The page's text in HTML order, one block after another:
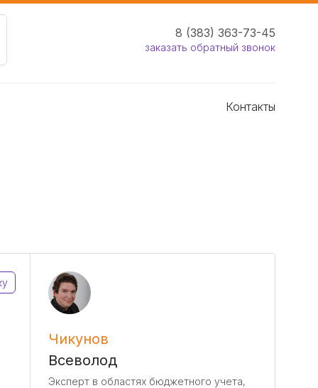
8 (383) 363-73-45
заказать обратный звонок
Контакты
Чикунов
Всеволод
Эксперт в областях бюджетного учета,